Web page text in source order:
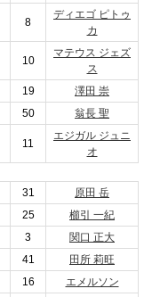
8
ディエゴ ピトゥ
カ
10
マテウス ジェズ
ス
19
澤田 崇
50 翁長 聖
11
エジガル ジュニ
オ
31
原田 岳
25
櫛引 一紀
3
関口 正大
41
田所 莉旺
16
エメルソン